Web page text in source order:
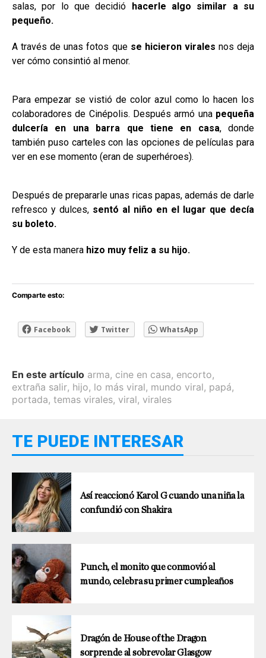
salas, por lo que decidió hacerle algo similar a su
pequeño.
A través de unas fotos que se hicieron virales nos deja
ver cómo consintió al menor.
Para empezar se vistió de color azul como lo hacen los
colaboradores de Cinépolis. Después armó unapequeña
dulcería en una barra que tiene en casa, donde
también puso carteles con las opciones de películas para
ver en ese momento (eran de superhéroes).
Después de prepararle unas ricas papas, además de darle
refresco y dulces, sentó al niño en el lugar que decía
su boleto.
Y de esta manera hizo muy feliz a su hijo.
Comparte esto:
Facebook Twitter WhatsApp
En este artículo arma, cine en casa, encorto,
extraña salir, hijo, lo más viral, mundo viral, papá,
portada, temas virales, viral, virales
TE PUEDE INTERESAR
Así reaccionó Karol G cuando una niña la
confundió con Shakira
Punch, el monito que conmovió al
mundo, celebra su primer cumpleaños
Dragón de House of the Dragon
sorprende al sobrevolar Glasgow